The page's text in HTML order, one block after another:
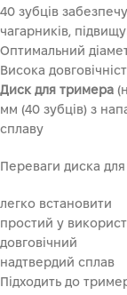
40 зубців
чагарників,
Оптимальний
Висока
Диск для тримера
мм (40 зубців) з
сплаву
Переваги диска
легко встановити
простий у
довговічний
надтвердий сплав
Підходить до